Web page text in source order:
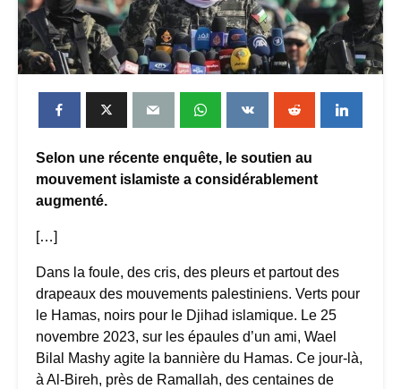
Selon une récente enquête, le soutien au
mouvement islamiste a considérablement
augmenté.
[…]
Dans la foule, des cris, des pleurs et partout des
drapeaux des mouvements palestiniens. Verts pour
le Hamas, noirs pour le Djihad islamique. Le 25
novembre 2023, sur les épaules d’un ami, Wael
Bilal Mashy agite la bannière du Hamas. Ce jour-là,
à Al-Bireh, près de Ramallah, des centaines de